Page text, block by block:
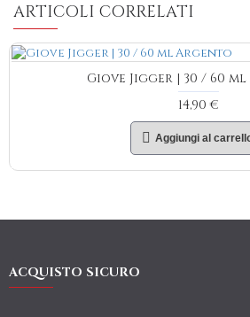
ARTICOLI CORRELATI
Giove Jigger | 30 / 60
14,90 €
Aggiungi al
ACQUISTO SICURO